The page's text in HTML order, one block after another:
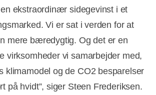
ekstraordinær sidegevinst i et
Vi er sat i verden for at
mere bæredygtig. Og det er en
virksomheder vi samarbejder med,
klimamodel og de CO2 besparelser
på hvidt”, siger Steen Frederiksen.